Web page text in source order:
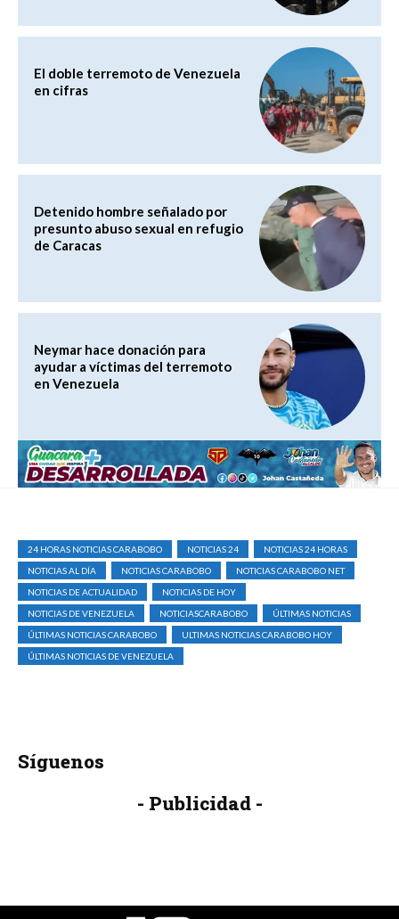
El doble terremoto de Venezuela
en cifras
Detenido hombre señalado por
presunto abuso sexual en refugio
de Caracas
Neymar hace donación para
ayudar a víctimas del terremoto
en Venezuela
24 HORAS NOTICIAS CARABOBO NOTICIAS 24
NOTICIAS 24 HORAS
NOTICIAS AL DÍA
NOTICIAS CARABOBO
NOTICIAS CARABOBO NET
NOTICIAS DE ACTUALIDAD
NOTICIAS DE HOY
NOTICIAS DE VENEZUELA
NOTICIASCARABOBO
ÚLTIMAS NOTICIAS
ÚLTIMAS NOTICIAS CARABOBO
ULTIMAS NOTICIAS CARABOBO HOY
ÚLTIMAS NOTICIAS DE VENEZUELA
Síguenos
- Publicidad -